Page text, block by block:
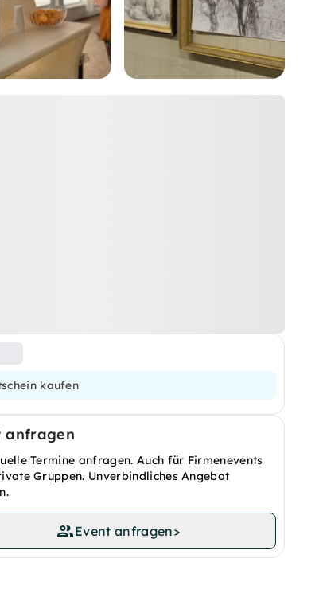
kaufen
anfragen
Termine anfragen. Auch für Firmenevents
Gruppen. Unverbindliches Angebot
Event anfragen>